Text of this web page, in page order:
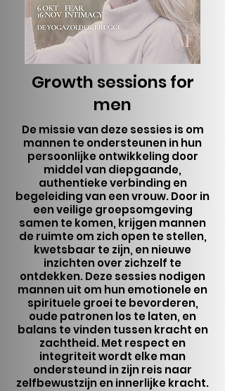
Growth sessions for
men
De missie van deze sessies is om
mannen te ondersteunen in hun
persoonlijke ontwikkeling door
middel van diepgaande,
authentieke verbinding en
begeleiding van een vrouw. Door in
een veilige groepsomgeving
samen te komen, krijgen mannen
de ruimte om zich open te stellen,
kwetsbaar te zijn, en nieuwe
inzichten over zichzelf te
ontdekken. Deze sessies nodigen
mannen uit om hun emotionele en
spirituele groei te bevorderen,
oude patronen los te laten, en
balans te vinden tussen kracht en
zachtheid. Met respect en
integriteit wordt elke man
ondersteund in zijn reis naar
zelfbewustzijn en innerlijke kracht.